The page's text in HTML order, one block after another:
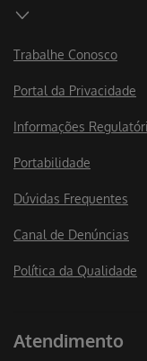
Trabalhe Conosco
Portal da Privacidade
Informações
Portabilidade
Dúvidas Frequentes
Canal de Denúncias
Política da Qualidade
Atendimento